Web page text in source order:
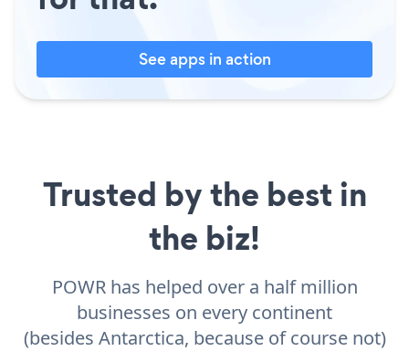
See apps in action
Trusted by the best in
the biz!
POWR has helped over a half million
businesses on every continent
(besides Antarctica, because of course not)